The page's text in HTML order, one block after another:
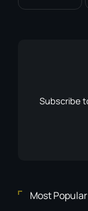
Subscribe
Most Popular